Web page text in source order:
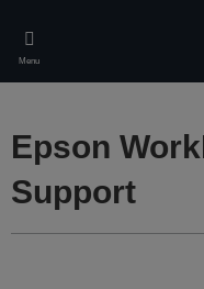
main
content
Menu
Epson
Support